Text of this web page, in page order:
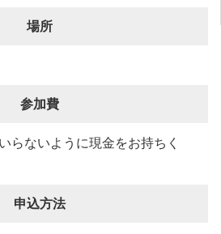
場所
参加費
らないように現金をお持ちく
申込方法